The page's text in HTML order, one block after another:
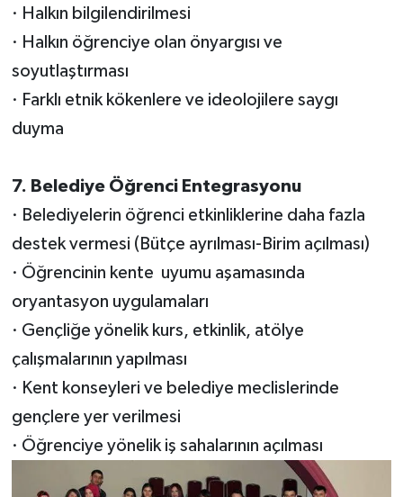
· Halkın bilgilendirilmesi
· Halkın öğrenciye olan önyargısı ve
soyutlaştırması
· Farklı etnik kökenlere ve ideolojilere saygı
duyma
7. Belediye Öğrenci Entegrasyonu
· Belediyelerin öğrenci etkinliklerine daha fazla
destek vermesi (Bütçe ayrılması-Birim açılması)
· Öğrencinin kente uyumu aşamasında
oryantasyon uygulamaları
· Gençliğe yönelik kurs, etkinlik, atölye
çalışmalarının yapılması
· Kent konseyleri ve belediye meclislerinde
gençlere yer verilmesi
· Öğrenciye yönelik iş sahalarının açılması